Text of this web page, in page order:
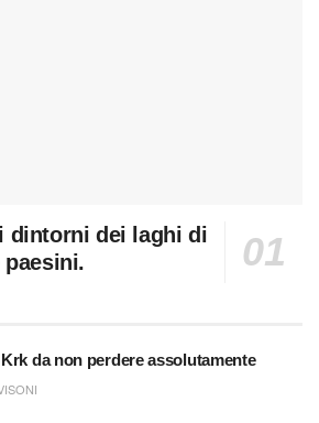
dintorni dei laghi di
da non perdere assolutamente